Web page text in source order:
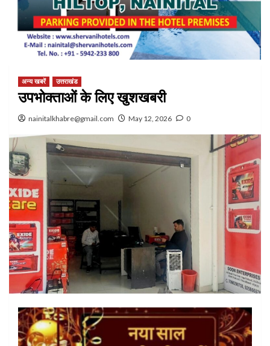
अन्य खबरें उत्तराखंड
उपभोक्ताओं के लिए खुशखबरी
nainitalkhabre@gmail.com May 12, 2026 0